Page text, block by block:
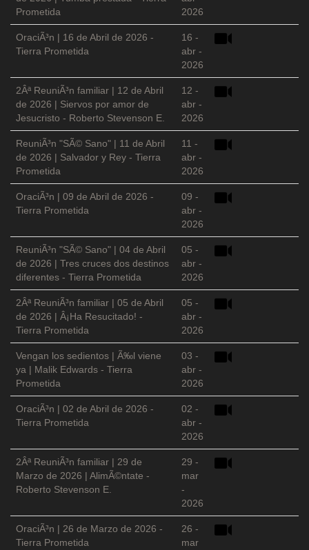
Prometida
2026
OraciÃ³n | 16 de Abril de 2026 -
Tierra Prometida
16 -
abr -
2026
2Âª ReuniÃ³n familiar | 12 de Abril
de 2026 | Siervos por amor de
Jesucristo - Roberto Stevenson E.
12 -
abr -
2026
ReuniÃ³n "SÃ© Sano" | 11 de Abril
de 2026 | Salvador y Rey - Tierra
Prometida
11 -
abr -
2026
OraciÃ³n | 09 de Abril de 2026 -
Tierra Prometida
09 -
abr -
2026
ReuniÃ³n "SÃ© Sano" | 04 de Abril
de 2026 | Tres cruces dos destinos
diferentes - Tierra Prometida
05 -
abr -
2026
2Âª ReuniÃ³n familiar | 05 de Abril
de 2026 | Â¡Ha Resucitado! -
Tierra Prometida
05 -
abr -
2026
Vengan los sedientos | Ã‰l viene
ya | Malik Edwards - Tierra
Prometida
03 -
abr -
2026
OraciÃ³n | 02 de Abril de 2026 -
Tierra Prometida
02 -
abr -
2026
2Âª ReuniÃ³n familiar | 29 de
Marzo de 2026 | AlimÃ©ntate -
Roberto Stevenson E.
29 -
mar
-
2026
OraciÃ³n | 26 de Marzo de 2026 -
Tierra Prometida
26 -
mar